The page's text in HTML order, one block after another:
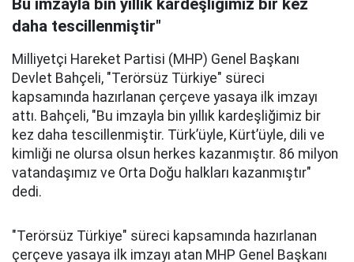
Bu imzayla bin yıllık kardeşliğimiz bir kez
daha tescillenmiştir"
Milliyetçi Hareket Partisi (MHP) Genel Başkanı
Devlet Bahçeli, "Terörsüz Türkiye" süreci
kapsamında hazırlanan çerçeve yasaya ilk imzayı
attı. Bahçeli, "Bu imzayla bin yıllık kardeşliğimiz bir
kez daha tescillenmiştir. Türk’üyle, Kürt’üyle, dili ve
kimliği ne olursa olsun herkes kazanmıştır. 86 milyon
vatandaşımız ve Orta Doğu halkları kazanmıştır"
dedi.
"Terörsüz Türkiye" süreci kapsamında hazırlanan
çerçeve yasaya ilk imzayı atan MHP Genel Başkanı